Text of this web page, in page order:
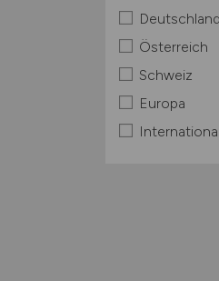
Österreich
Schweiz
Europa
International